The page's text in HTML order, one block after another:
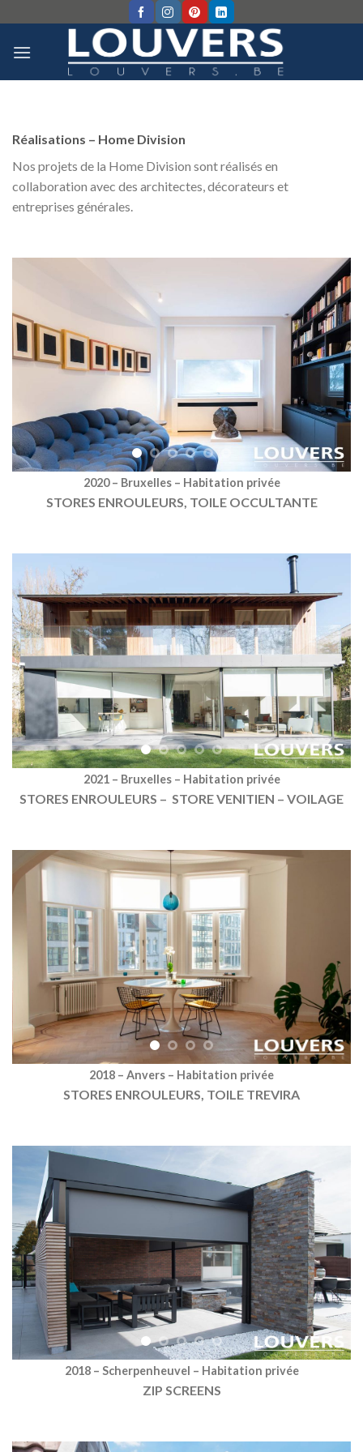
content
Réalisations – Home Division
Nos projets de la Home Division sont réalisés en
collaboration avec des architectes, décorateurs et
entreprises générales.
2020 – Bruxelles – Habitation privée
STORES ENROULEURS, TOILE OCCULTANTE
2021 – Bruxelles – Habitation privée
STORES ENROULEURS – STORE VENITIEN – VOILAGE
2018 – Anvers – Habitation privée
STORES ENROULEURS, TOILE TREVIRA
2018 – Scherpenheuvel – Habitation privée
ZIP SCREENS